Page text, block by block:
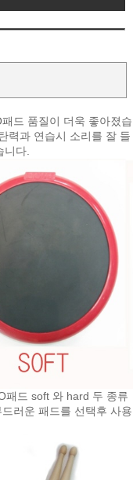
드 품질이 더욱 좋아졌습
력과 연습시 소리를 잘 들
다.
패드 soft 와 hard 두 종류
러운 패드를 선택후 사용